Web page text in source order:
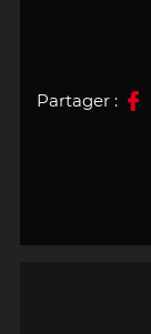
Partager :